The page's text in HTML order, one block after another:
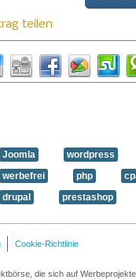
teilen
Joomla
wordpress
werbefrei
php
drupal
prestashop
Cookie-Richtlinie
die sich auf